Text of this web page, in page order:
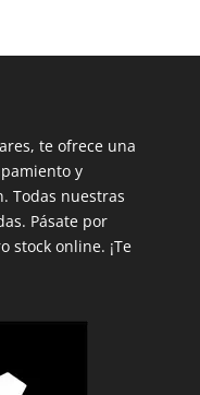
te ofrece una
y
Todas nuestras
Pásate por
stock online. ¡Te